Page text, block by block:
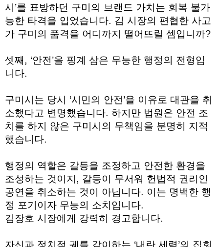
시’를 표방하던 구미의 브랜드 가치는 회복 불가
능한 타격을 입었습니다. 김 시장의 편협한 사고
가 구미의 품격을 어디까지 떨어뜨릴 셈입니까?
셋째, ‘안전’을 핑계 삼은 무능한 행정의 전형입
니다.
구미시는 당시 ‘시민의 안전’을 이유로 대관을 취
소했다고 변명했습니다. 하지만 법원은 안전 조
치를 하지 않은 구미시의 무책임을 분명히 지적
했습니다.
행정의 역할은 갈등을 조정하고 안전한 환경을
조성하는 것이지, 갈등이 무서워 헌법적 권리인
공연을 취소하는 것이 아닙니다. 이는 명백한 행
정 포기이자 무능의 소치입니다.
김장호 시장에게 강력히 경고합니다.
자신과 정치적 궤를 같이하는 ‘내란 세력’의 집회